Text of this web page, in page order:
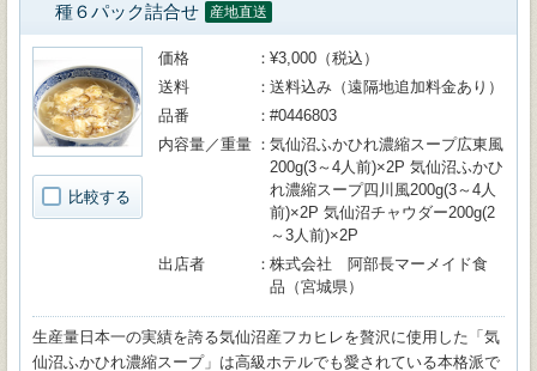
種６パック詰合せ
産地直送
比較する
価格
¥3,000（税込）
送料
送料込み（遠隔地追加料金あり）
品番
#0446803
内容量／重量
気仙沼ふかひれ濃縮スープ広東風
200g(3～4人前)×2P 気仙沼ふかひ
れ濃縮スープ四川風200g(3～4人
前)×2P 気仙沼チャウダー200g(2
～3人前)×2P
出店者
株式会社 阿部長マーメイド食
品（宮城県）
生産量日本一の実績を誇る気仙沼産フカヒレを贅沢に使用した「気
仙沼ふかひれ濃縮スープ」は高級ホテルでも愛されている本格派で